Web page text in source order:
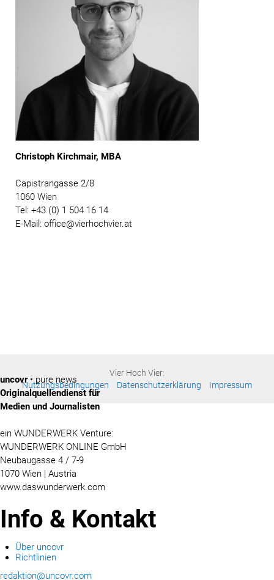
Christoph Kirchmair, MBA
Capistrangasse 2/8
1060 Wien
Tel: +43 (0) 1 504 16 14
E-Mail: office@vierhochvier.at
Vier Hoch Vier:
Nutzungsbedingungen
Datenschutzerklärung Impressum
uncovr• pure news
Originalquellendienst für
Medien und Journalisten
ein WUNDERWERK Venture:
WUNDERWERK ONLINE GmbH
Neubaugasse 4 / 7-9
1070 Wien | Austria
www.daswunderwerk.com
Info & Kontakt
Über uncovr
Richtlinien
redaktion@uncovr.com